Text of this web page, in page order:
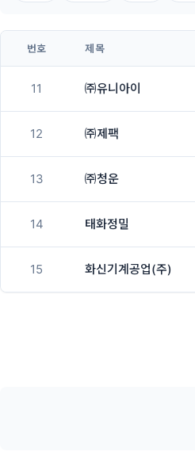
번호 제목
11 ㈜유니아이
12 ㈜제팩
13 ㈜청운
14 태화정밀
15 화신기계공업(주)